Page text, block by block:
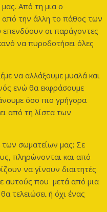
Από τη μια ο
από την άλλη το πάθος των
οι παράγοντες
να πυροδοτήσει όλες
να αλλάξουμε μυαλά και
ενώ θα εκφράσουμε
όσο πιο γρήγορα
από τη λίστα των
σωματείων μας; Σε
πληρώνονται και από
να γίνουν διαιτητές
αυτούς που μετά από μια
τελειώσει ή όχι ένας